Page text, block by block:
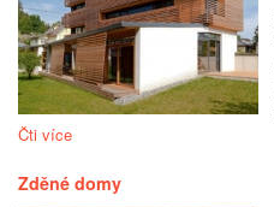
Čti více
Zděné domy